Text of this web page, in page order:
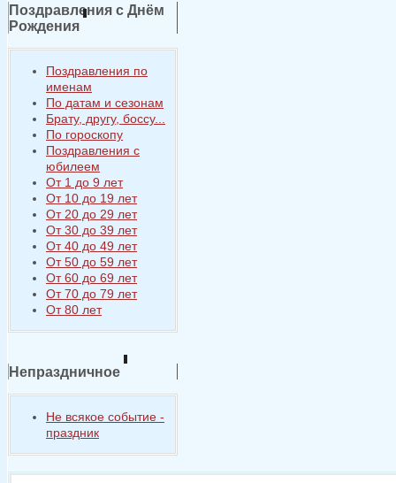
Поздравления с Днём
Рождения
Поздравления по
именам
По датам и сезонам
Брату, другу, боссу...
По гороскопу
Поздравления с
юбилеем
От 1 до 9 лет
От 10 до 19 лет
От 20 до 29 лет
От 30 до 39 лет
От 40 до 49 лет
От 50 до 59 лет
От 60 до 69 лет
От 70 до 79 лет
От 80 лет
Непраздничное
Не всякое событие -
праздник